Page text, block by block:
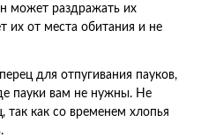
может раздражать их
их от места обитания и не
для отпугивания пауков,
пауки вам не нужны. Не
так как со временем хлопья